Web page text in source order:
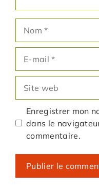
mail
web
Enregistrer mon
dans le
commentaire.